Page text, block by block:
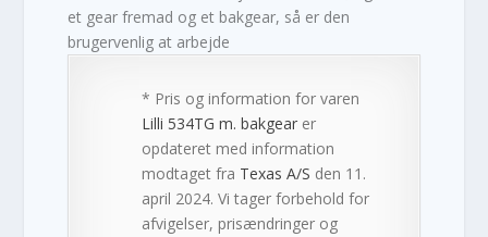
et gear fremad og et bakgear, så er den
brugervenlig at arbejde
* Pris og information for varen
Lilli 534TG m. bakgear er
opdateret med information
modtaget fra Texas A/S den 11.
april 2024. Vi tager forbehold for
afvigelser, prisændringer og